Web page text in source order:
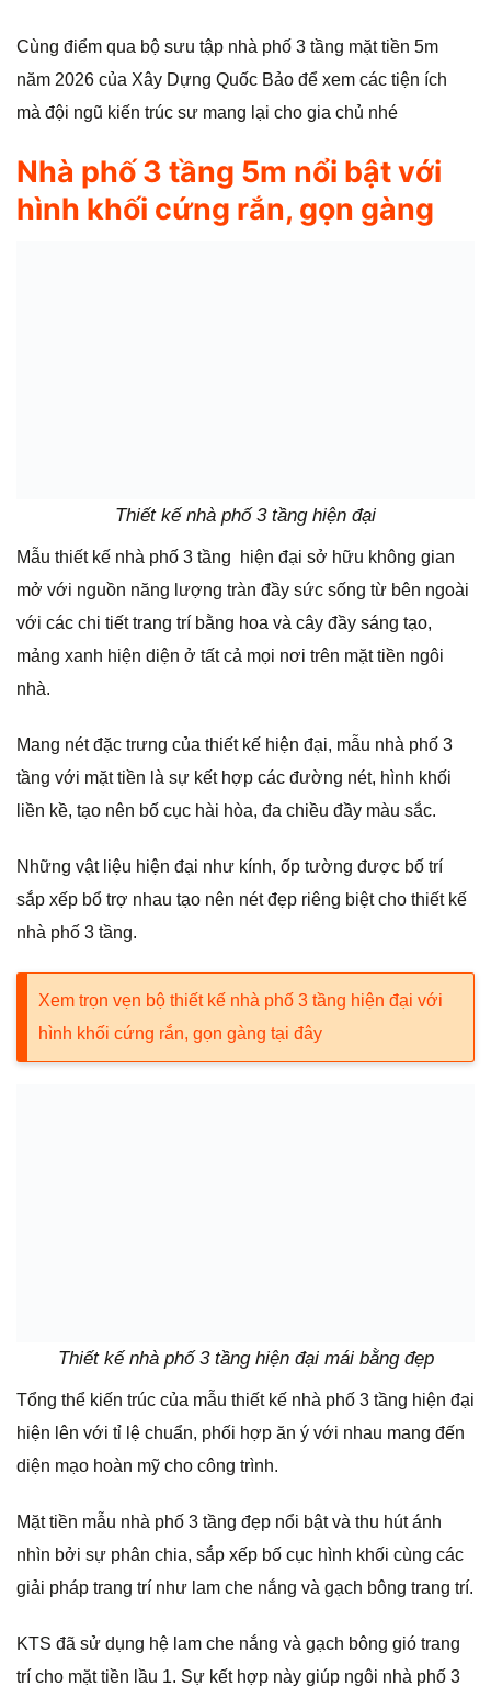
Cùng điểm qua bộ sưu tập nhà phố 3 tầng mặt tiền 5m
năm 2026 của Xây Dựng Quốc Bảo để xem các tiện ích
mà đội ngũ kiến trúc sư mang lại cho gia chủ nhé
Nhà phố 3 tầng 5m nổi bật với
hình khối cứng rắn, gọn gàng
Thiết kế nhà phố 3 tầng hiện đại
Mẫu thiết kế nhà phố 3 tầng hiện đại sở hữu không gian
mở với nguồn năng lượng tràn đầy sức sống từ bên ngoài
với các chi tiết trang trí bằng hoa và cây đầy sáng tạo,
mảng xanh hiện diện ở tất cả mọi nơi trên mặt tiền ngôi
nhà.
Mang nét đặc trưng của thiết kế hiện đại, mẫu nhà phố 3
tầng với mặt tiền là sự kết hợp các đường nét, hình khối
liền kề, tạo nên bố cục hài hòa, đa chiều đầy màu sắc.
Những vật liệu hiện đại như kính, ốp tường được bố trí
sắp xếp bổ trợ nhau tạo nên nét đẹp riêng biệt cho thiết kế
nhà phố 3 tầng.
Xem trọn vẹn bộ thiết kế nhà phố 3 tầng hiện đại với
hình khối cứng rắn, gọn gàng tại đây
Thiết kế nhà phố 3 tầng hiện đại mái bằng đẹp
Tổng thể kiến trúc của mẫu thiết kế nhà phố 3 tầng hiện đại
hiện lên với tỉ lệ chuẩn, phối hợp ăn ý với nhau mang đến
diện mạo hoàn mỹ cho công trình.
Mặt tiền mẫu nhà phố 3 tầng đẹp nổi bật và thu hút ánh
nhìn bởi sự phân chia, sắp xếp bố cục hình khối cùng các
giải pháp trang trí như lam che nắng và gạch bông trang trí.
KTS đã sử dụng hệ lam che nắng và gạch bông gió trang
trí cho mặt tiền lầu 1. Sự kết hợp này giúp ngôi nhà phố 3